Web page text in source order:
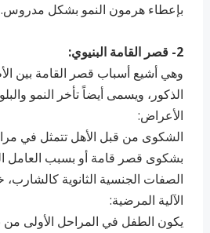
بإعطاء هرمون النمو بشكل مدروس.
2- قصر القامة البنيوي:
وهي أشيع أسباب قصر القامة بين
الذكور، ويسمى أيضاً تأخر النمو
الأعراض:
الشكوى من قبل الأهل تتمثل في
بشكوى قصر قامة أو بسبب العامل
الصفات الجنسية الثانوية
الآلية المرضية:
يكون الطفل في المراحل الأولى من